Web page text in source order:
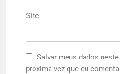
Site
Salvar meus dados
próxima vez que eu